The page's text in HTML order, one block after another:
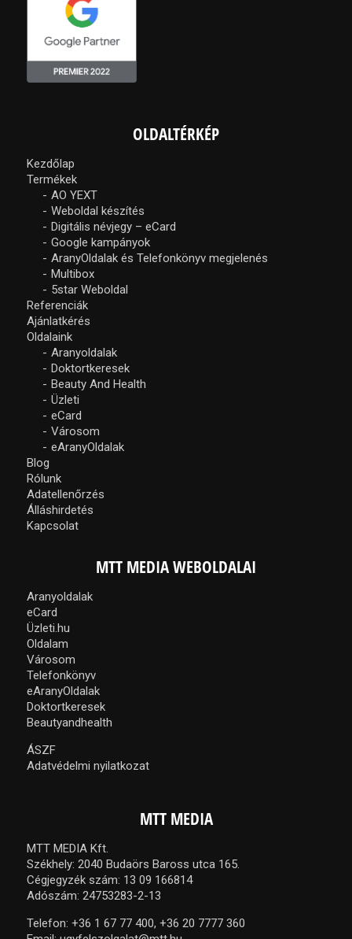
OLDALTÉRKÉP
Kezdőlap
Termékek
AO YEXT
Weboldal készítés
Digitális névjegy – eCard
Google kampányok
AranyOldalak és Telefonkönyv megjelenés
Multibox
5star Weboldal
Referenciák
Ajánlatkérés
Oldalaink
Aranyoldalak
Doktortkeresek
Beauty And Health
Üzleti
eCard
Városom
eAranyOldalak
Blog
Rólunk
Adatellenőrzés
Álláshirdetés
Kapcsolat
MTT MEDIA WEBOLDALAI
Aranyoldalak
eCard
Üzleti.hu
Oldalam
Városom
Telefonkönyv
eAranyOldalak
Doktortkeresek
Beautyandhealth
ÁSZF
Adatvédelmi nyilatkozat
MTT MEDIA
MTT MEDIA Kft.
Székhely: 2040 Budaörs Baross utca 165.
Cégjegyzék szám: 13 09 166814
Adószám: 24753283-2-13
Telefon: +36 1 67 77 400, +36 20 7777 360